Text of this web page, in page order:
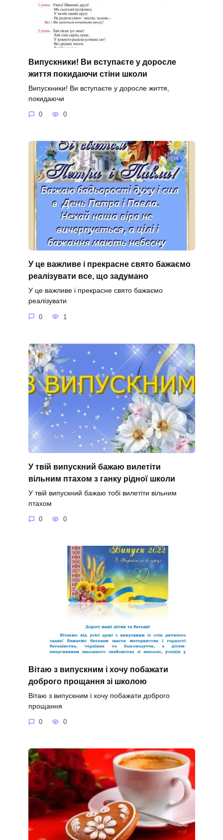
Випускники! Ви вступаєте у доросле
життя покидаючи стіни школи
Випускники! Ви вступаєте у доросле життя,
покидаючи
0 0
У це важливе і прекрасне свято бажаємо
реалізувати все, що задумано
У це важливе і прекрасне свято бажаємо
реалізувати
0 1
У твій випускний бажаю вилетіти
вільним птахом з ганку рідної школи
У твій випускний бажаю тобі вилетіти вільним
птахом
0 0
Вітаю з випускним і хочу побажати
доброго прощання зі школою
Вітаю з випускним і хочу побажати доброго
прощання
0 0